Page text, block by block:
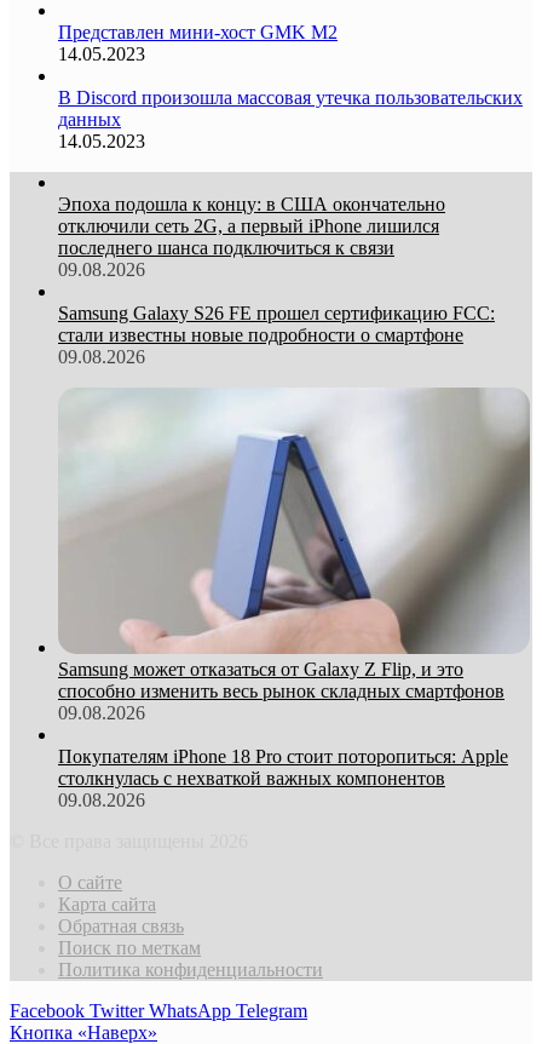
Представлен мини-хост GMK M2
14.05.2023
В Discord произошла массовая утечка пользовательских
данных
14.05.2023
Эпоха подошла к концу: в США окончательно
отключили сеть 2G, а первый iPhone лишился
последнего шанса подключиться к связи
09.08.2026
Samsung Galaxy S26 FE прошел сертификацию FCC:
стали известны новые подробности о смартфоне
09.08.2026
Samsung может отказаться от Galaxy Z Flip, и это
способно изменить весь рынок складных смартфонов
09.08.2026
Покупателям iPhone 18 Pro стоит поторопиться: Apple
столкнулась с нехваткой важных компонентов
09.08.2026
О сайте
Карта сайта
Обратная связь
Поиск по меткам
Политика конфиденциальности
Facebook Twitter WhatsApp Telegram
Кнопка «Наверх»